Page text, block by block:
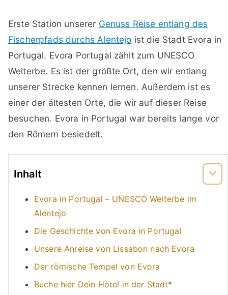
Erste Station unserer Genuss Reise entlang des
Fischerpfads durchs Alentejo ist die Stadt Evora in
Portugal. Evora Portugal zählt zum UNESCO
Welterbe. Es ist der größte Ort, den wir entlang
unserer Strecke kennen lernen. Außerdem ist es
einer der ältesten Orte, die wir auf dieser Reise
besuchen. Evora in Portugal war bereits lange vor
den Römern besiedelt.
Inhalt
Evora in Portugal – UNESCO Welterbe im
Alentejo
Die Geschichte von Evora in Portugal
Unsere Anreise von Lissabon nach Evora
Der römische Tempel von Evora
Buche hier Dein Hotel in der Stadt*